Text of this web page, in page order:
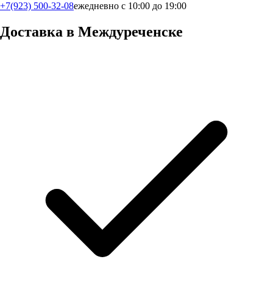
+7(923) 500-32-08ежедневно с 10:00 до 19:00
Доставка в Междуреченске